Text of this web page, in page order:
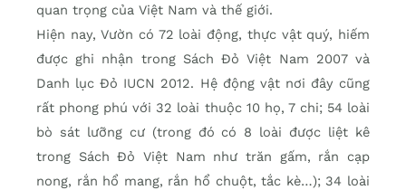
quan trọng của Việt Nam và thế giới.
Hiện nay, Vườn có 72 loài động, thực vật quý, hiếm
được ghi nhận trong Sách Đỏ Việt Nam 2007 và
Danh lục Đỏ IUCN 2012. Hệ động vật nơi đây cũng
rất phong phú với 32 loài thuộc 10 họ, 7 chi; 54 loài
bò sát lưỡng cư (trong đó có 8 loài được liệt kê
trong Sách Đỏ Việt Nam như trăn gấm, rắn cạp
nong, rắn hổ mang, rắn hổ chuột, tắc kè…); 34 loài